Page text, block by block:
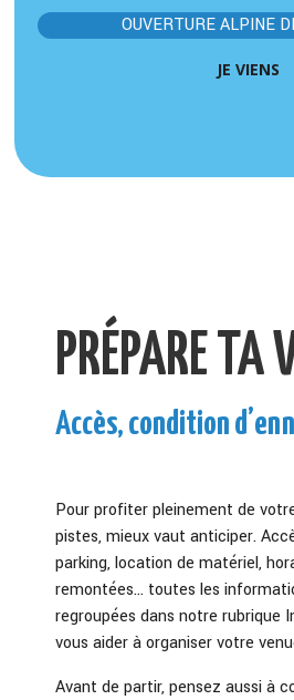
OUVERTURE ALPINE
JE VIENS
PRÉPARE TA
Accès, condition
Pour profiter pleinement de
pistes, mieux vaut anticiper.
parking, location de matériel,
remontées… toutes les
regroupées dans notre rubrique
vous aider à organiser votre
Avant de partir, pensez aussi à